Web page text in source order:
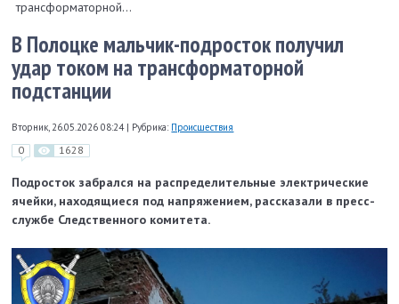
трансформаторной...
В Полоцке мальчик-подросток получил
удар током на трансформаторной
подстанции
Вторник, 26.05.2026 08:24 | Рубрика: Происшествия
0 1628
Подросток забрался на распределительные электрические
ячейки, находящиеся под напряжением, рассказали в пресс-
службе Следственного комитета.